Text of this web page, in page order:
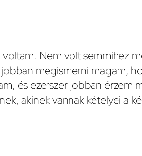
Nem volt semmihez
megismerni magam,
és ezerszer jobban érzem
akinek vannak kételyei a